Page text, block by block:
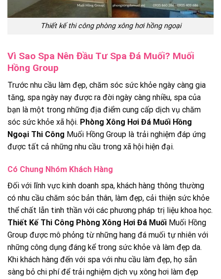
Thiết kế thi công phòng xông hơi hồng ngoại
Vì Sao Spa Nên Đầu Tư Spa Đá Muối? Muối
Hồng Group
Trước nhu cầu làm đẹp, chăm sóc sức khỏe ngày càng gia
tăng, spa ngày nay được ra đời ngày càng nhiều, spa của
bạn là một trong những địa điểm cung cấp dịch vụ chăm
sóc sức khỏe xã hội. Phòng Xông Hơi Đá Muối Hồng
Ngoại Thi Công Muối Hồng Group là trải nghiệm đáp ứng
được tất cả những nhu cầu trong xã hội hiện đại.
Có Chung Nhóm Khách Hàng
Đối với lĩnh vực kinh doanh spa, khách hàng thông thường
có nhu cầu chăm sóc bản thân, làm đẹp, cải thiện sức khỏe
thể chất lẫn tinh thần với các phương pháp trị liệu khoa học.
Thiết Kế Thi Công Phòng Xông Hơi Đá Muối Muối Hồng
Group được mô phỏng từ những hang đá muối tự nhiên với
những công dụng đáng kể trong sức khỏe và làm đẹp da.
Khi khách hàng đến với spa với nhu cầu làm đẹp, họ sẵn
sàng bỏ chi phí để trải nghiệm dịch vụ xông hơi làm đẹp